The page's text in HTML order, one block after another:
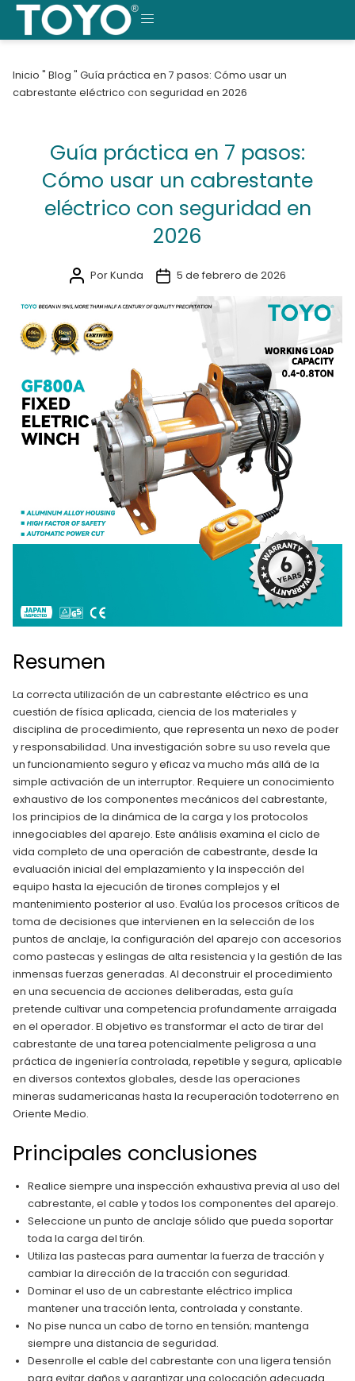
Saltar
contenido
MENÚ
Inicio " Blog " Guía práctica en 7 pasos: Cómo usar un
cabrestante eléctrico con seguridad en 2026
Guía práctica en 7 pasos:
Cómo usar un cabrestante
eléctrico con seguridad en
2026
Por Kunda 5 de febrero de 2026
Resumen
La correcta utilización de un cabrestante eléctrico es una
cuestión de física aplicada, ciencia de los materiales y
disciplina de procedimiento, que representa un nexo de poder
y responsabilidad. Una investigación sobre su uso revela que
un funcionamiento seguro y eficaz va mucho más allá de la
simple activación de un interruptor. Requiere un conocimiento
exhaustivo de los componentes mecánicos del cabrestante,
los principios de la dinámica de la carga y los protocolos
innegociables del aparejo. Este análisis examina el ciclo de
vida completo de una operación de cabestrante, desde la
evaluación inicial del emplazamiento y la inspección del
equipo hasta la ejecución de tirones complejos y el
mantenimiento posterior al uso. Evalúa los procesos críticos de
toma de decisiones que intervienen en la selección de los
puntos de anclaje, la configuración del aparejo con accesorios
como pastecas y eslingas de alta resistencia y la gestión de las
inmensas fuerzas generadas. Al deconstruir el procedimiento
en una secuencia de acciones deliberadas, esta guía
pretende cultivar una competencia profundamente arraigada
en el operador. El objetivo es transformar el acto de tirar del
cabrestante de una tarea potencialmente peligrosa a una
práctica de ingeniería controlada, repetible y segura, aplicable
en diversos contextos globales, desde las operaciones
mineras sudamericanas hasta la recuperación todoterreno en
Oriente Medio.
Principales conclusiones
Realice siempre una inspección exhaustiva previa al uso del
cabrestante, el cable y todos los componentes del aparejo.
Seleccione un punto de anclaje sólido que pueda soportar
toda la carga del tirón.
Utiliza las pastecas para aumentar la fuerza de tracción y
cambiar la dirección de la tracción con seguridad.
Dominar el uso de un cabrestante eléctrico implica
mantener una tracción lenta, controlada y constante.
No pise nunca un cabo de torno en tensión; mantenga
siempre una distancia de seguridad.
Desenrolle el cable del cabrestante con una ligera tensión
para evitar daños y garantizar una colocación adecuada.